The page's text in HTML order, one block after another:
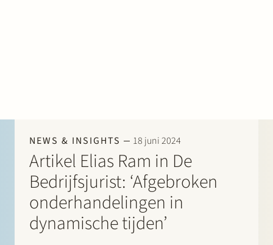
NEWS & INSIGHTS 18 juni 2024
Artikel Elias Ram in De
Bedrijfsjurist: ‘Afgebroken
onderhandelingen in
dynamische tijden’